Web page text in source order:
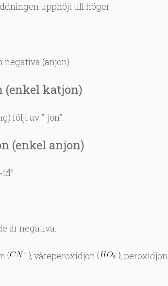
upphöjt till höger.
negativa (anjon)
(enkel katjon)
följt av ”-jon”.
(enkel anjon)
är negativa.
, väteperoxidjon
, peroxidjon